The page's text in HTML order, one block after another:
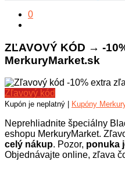
0
ZĽAVOVÝ KÓD → -
MerkuryMarket.sk
Zľavový kód
Kupón je neplatný | Kupóny
Neprehliadnite špeciálny
eshopu MerkuryMarket.
celý nákup. Pozor, ponuka
Objednávajte online, zľava